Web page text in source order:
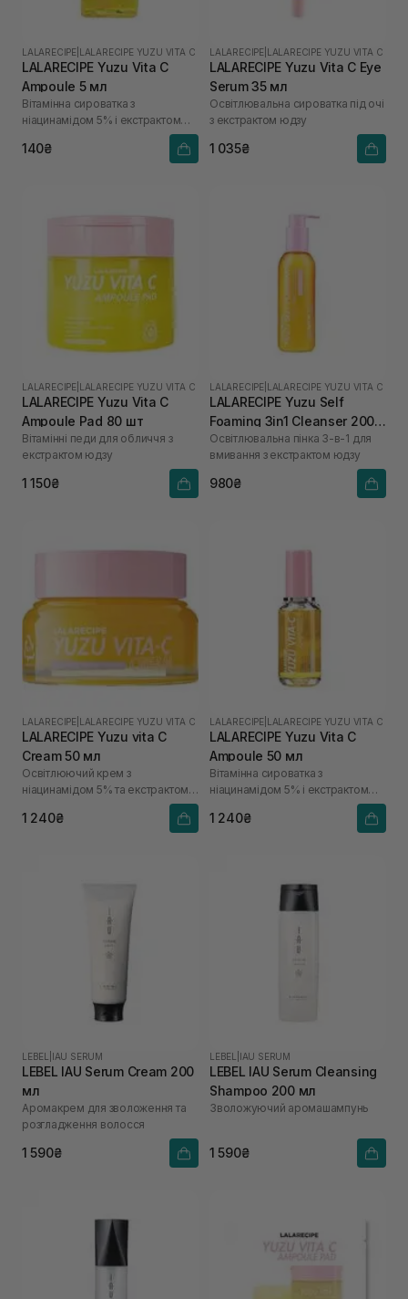
LALARECIPE LALARECIPE YUZU VITA C
LALARECIPE Yuzu Vita C
Ampoule 5 мл
Вітамінна сироватка з
ніацинамідом 5% і екстрактом
140₴
LALARECIPE LALARECIPE YUZU VITA C
LALARECIPE Yuzu Vita C Eye
Serum 35 мл
Освітлювальна сироватка під очі
з екстрактом юдзу
1 035₴
LALARECIPE LALARECIPE YUZU VITA C
LALARECIPE Yuzu Vita C
Ampoule Pad 80 шт
Вітамінні педи для обличчя з
екстрактом юдзу
1 150₴
LALARECIPE LALARECIPE YUZU VITA C
LALARECIPE Yuzu Self
Foaming 3in1 Cleanser 200
мл
Освітлювальна пінка 3-в-1 для
вмивання з екстрактом юдзу
980₴
LALARECIPE LALARECIPE YUZU VITA C
LALARECIPE Yuzu vita C
Cream 50 мл
Освітлюючий крем з
ніацинамідом 5% та екстрактом
1 240₴
LALARECIPE LALARECIPE YUZU VITA C
LALARECIPE Yuzu Vita C
Ampoule 50 мл
Вітамінна сироватка з
ніацинамідом 5% і екстрактом
1 240₴
LEBEL IAU SERUM
LEBEL IAU Serum Cream 200
мл
Аромакрем для зволоження та
розгладження волосся
1 590₴
LEBEL IAU SERUM
LEBEL IAU Serum Cleansing
Shampoo 200 мл
Зволожуючий аромашампунь
1 590₴